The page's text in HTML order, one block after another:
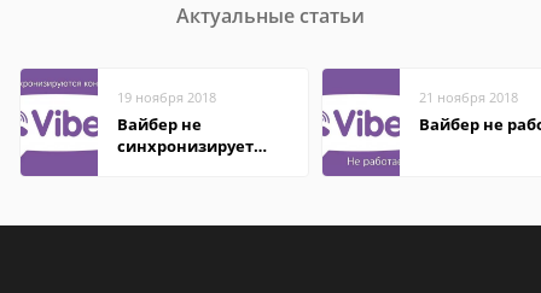
Актуальные статьи
19 ноября 2018
Вайбер не
синхронизирует
21 ноября 2018
Вайбер не